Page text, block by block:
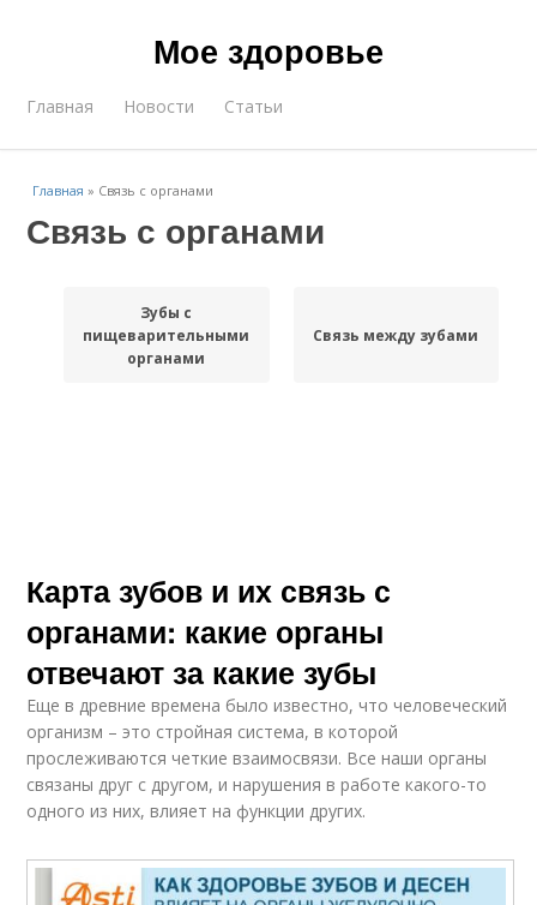
Мое здоровье
Главная Новости Статьи
Главная » Связь с органами
Связь с органами
Зубы с
пищеварительными
органами
Связь между зубами
Карта зубов и их связь с
органами: какие органы
отвечают за какие зубы
Еще в древние времена было известно, что человеческий
организм – это стройная система, в которой
прослеживаются четкие взаимосвязи. Все наши органы
связаны друг с другом, и нарушения в работе какого-то
одного из них, влияет на функции других.